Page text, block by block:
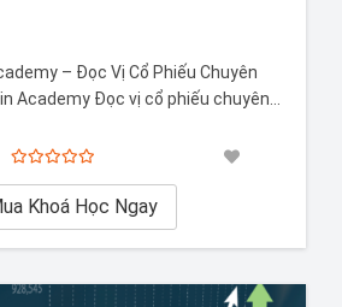
– Đọc Vị Cổ Phiếu Chuyên
Academy Đọc vị cổ phiếu chuyên
trong thị trường đầy biến động
Khoá Học Ngay